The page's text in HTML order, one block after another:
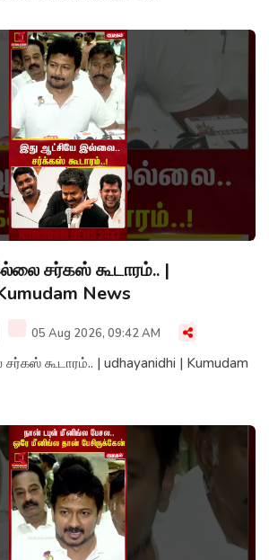
சர்கஸ் கூடாரம்.. |
News
05 Aug 2026, 09:42 AM
| Kumudam